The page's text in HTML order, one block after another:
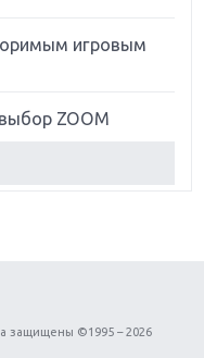
игровым
ZOOM
эволюции
защищены ©1995 – 2026